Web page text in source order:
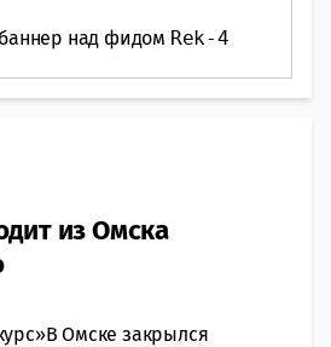
над фидом Rek-4
из Омска
Омске закрылся